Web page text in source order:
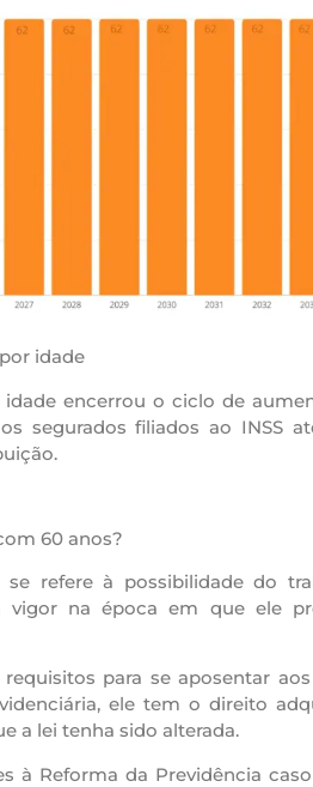
idade
encerrou o ciclo de
segurados filiados ao INSS
60 anos?
refere à possibilidade do
na época em que ele
para se aposentar
ele tem o direito
a lei tenha sido alterada.
à Reforma da Previdência